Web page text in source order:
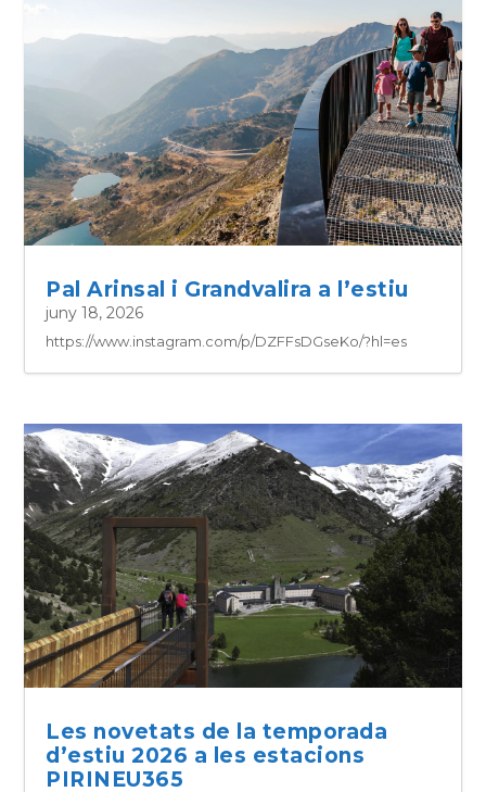
Pal Arinsal i Grandvalira a l’estiu
juny 18, 2026
https://www.instagram.com/p/DZFFsDGseKo/?hl=es
Les novetats de la temporada
d’estiu 2026 a les estacions
PIRINEU365